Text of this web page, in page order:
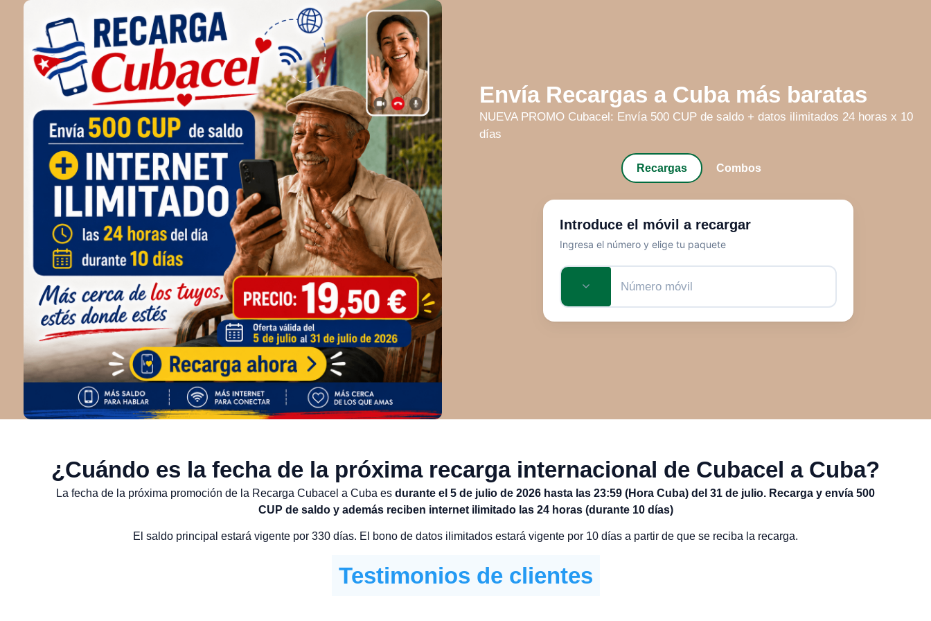
Envía Recargas a Cuba más baratas
NUEVA PROMO Cubacel: Envía 500 CUP de saldo + datos ilimitados 24 horas x 10
días
Recargas Combos
Introduce el móvil a recargar
Ingresa el número y elige tu paquete
¿Cuándo es la fecha de la próxima recarga internacional de Cubacel a Cuba?
La fecha de la próxima promoción de la Recarga Cubacel a Cuba es durante el 5 de julio de 2026 hasta las 23:59 (Hora Cuba) del 31 de julio. Recarga y envía 500
CUP de saldo y además reciben internet ilimitado las 24 horas (durante 10 días)
El saldo principal estará vigente por 330 días. El bono de datos ilimitados estará vigente por 10 días a partir de que se reciba la recarga.
Testimonios de clientes